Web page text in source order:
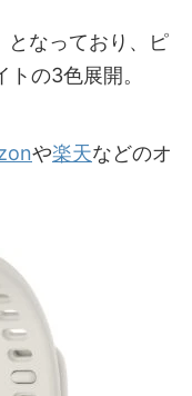
となっており、ピ
の3色展開。
や楽天などのオ